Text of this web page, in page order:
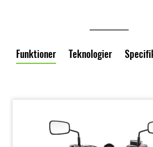
Funktioner Teknologier